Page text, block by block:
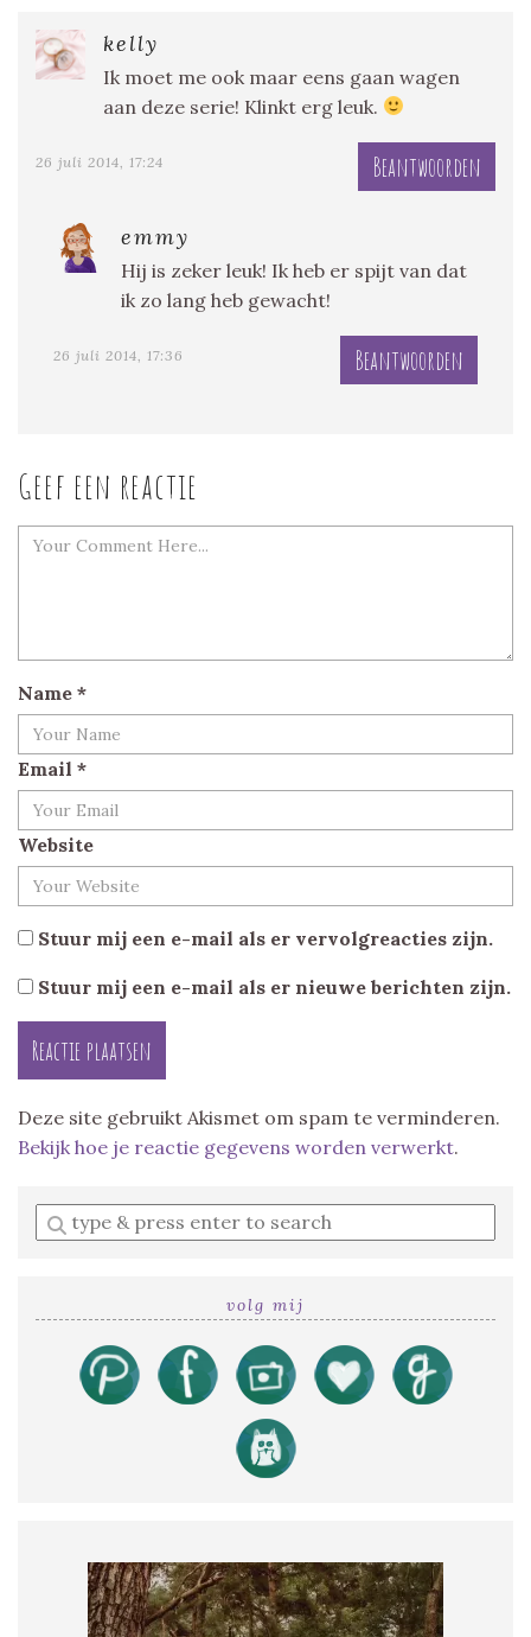
kelly
Ik moet me ook maar eens gaan wagen
aan deze serie! Klinkt erg leuk.
26 juli 2014, 17:24 Beantwoorden
emmy
Hij is zeker leuk! Ik heb er spijt van dat
ik zo lang heb gewacht!
26 juli 2014, 17:36 Beantwoorden
Geef een reactie
Name *
Email *
Website
Stuur mij een e-mail als er vervolgreacties zijn.
Stuur mij een e-mail als er nieuwe berichten zijn.
Deze site gebruikt Akismet om spam te verminderen.
Bekijk hoe je reactie gegevens worden verwerkt.
Enter
a
volg mij